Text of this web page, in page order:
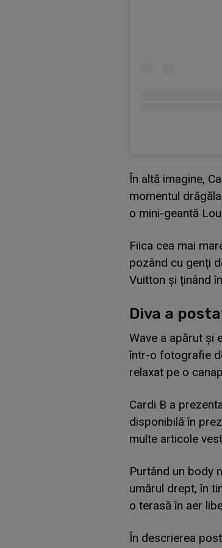
În altă imagine,
momentul
o mini-geantă
Fiica cea mai
pozând cu genți
Vuitton și ținând
Diva a
Wave a apărut și
într-o fotografie
relaxat pe o
Cardi B a
disponibilă în
multe articole
Purtând un body
umărul drept, în
o terasă în aer
În descrierea